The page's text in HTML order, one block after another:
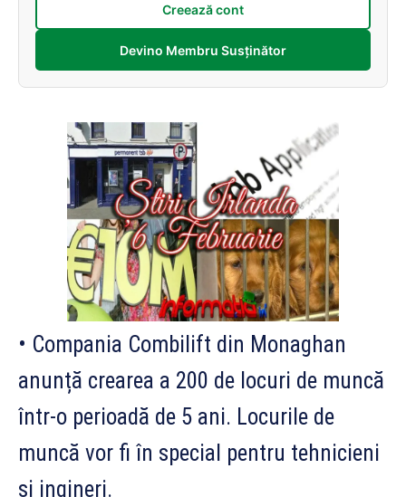
Creează cont
Devino Membru Susținător
• Compania Combilift din Monaghan
anunță crearea a 200 de locuri de muncă
într-o perioadă de 5 ani. Locurile de
muncă vor fi în special pentru tehnicieni
și ingineri.